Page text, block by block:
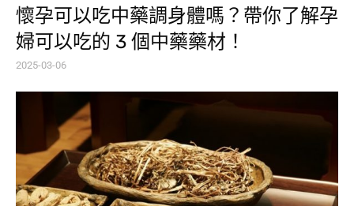
懷孕可以吃中藥調身體嗎？帶你了解孕
婦可以吃的 3 個中藥藥材！
2025-03-06